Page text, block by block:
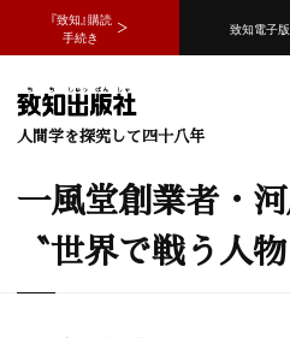
『致知』購読
手続き
致知電子版
人間学を探究して四十八年
一風堂創業者・
〝世界で戦う人